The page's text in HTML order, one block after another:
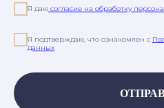
Я даю согласие на обработку
Я подтверждаю, что ознакомлен с
данных